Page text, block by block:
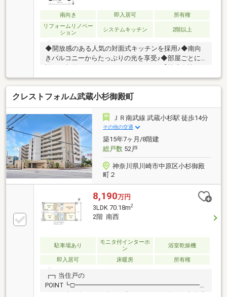
南向き 即入居可
所有権
リフォームリノベー
ション
システムキッチン 2階以上
◆開放感のある人気の対面式キッチンを採用♪◆南向
きバルコニーからたっぷりの光を享受♪◆部屋ごとに
ビングライフ】創業35年の信頼で未公開情報多数のリ
ビングライフがご紹介します。宅建士×FP×住宅ローン
アドバイザーの資格を併せ持つ『ライフ・エキスパー
ト・プランナー』がお客様の老後も見据えたライフプ
ランを無料作成。お気軽にご相談下さい！☆物件のお
問合せは〈0120-332-077〉☆
クレストフォルム武蔵小杉御殿町
ＪＲ南武線 武蔵小杉駅 徒歩14分
その他の交通
築15年7ヶ月/8階建
総戸数52戸
神奈川県川崎市中原区小杉御殿
町２
8,190万円
3LDK 70.18m2
2階 南西
駐車場あり
モニタ付インターホ
ン
浴室乾燥機
即入居可 床暖房 所有権
┏┓当住戸の